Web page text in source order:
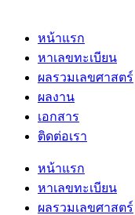
หน้าแรก
หาเลขทะเบียน
ผลรวมเลขศาสตร์
ผลงาน
เอกสาร
ติดต่อเรา
หน้าแรก
หาเลขทะเบียน
ผลรวมเลขศาสตร์